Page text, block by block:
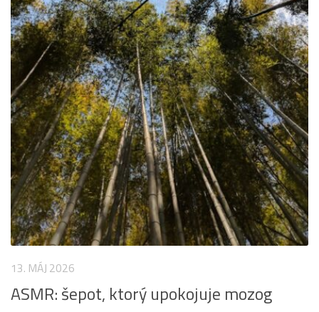
13. MÁJ 2026
ASMR: šepot, ktorý upokojuje mozog